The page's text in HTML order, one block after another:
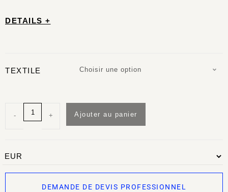
DETAILS +
TEXTILE Choisir une option
- + Ajouter au panier
DEMANDE DE DEVIS PROFESSIONNEL